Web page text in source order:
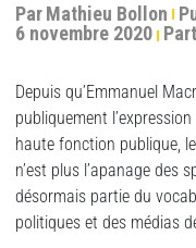
ParMathieu Bollon
6 novembre 2020
Depuis qu’Emmanuel
publiquement
haute fonction publique,
n’est plus l’apanage des
désormais partie du
politiques et des médias